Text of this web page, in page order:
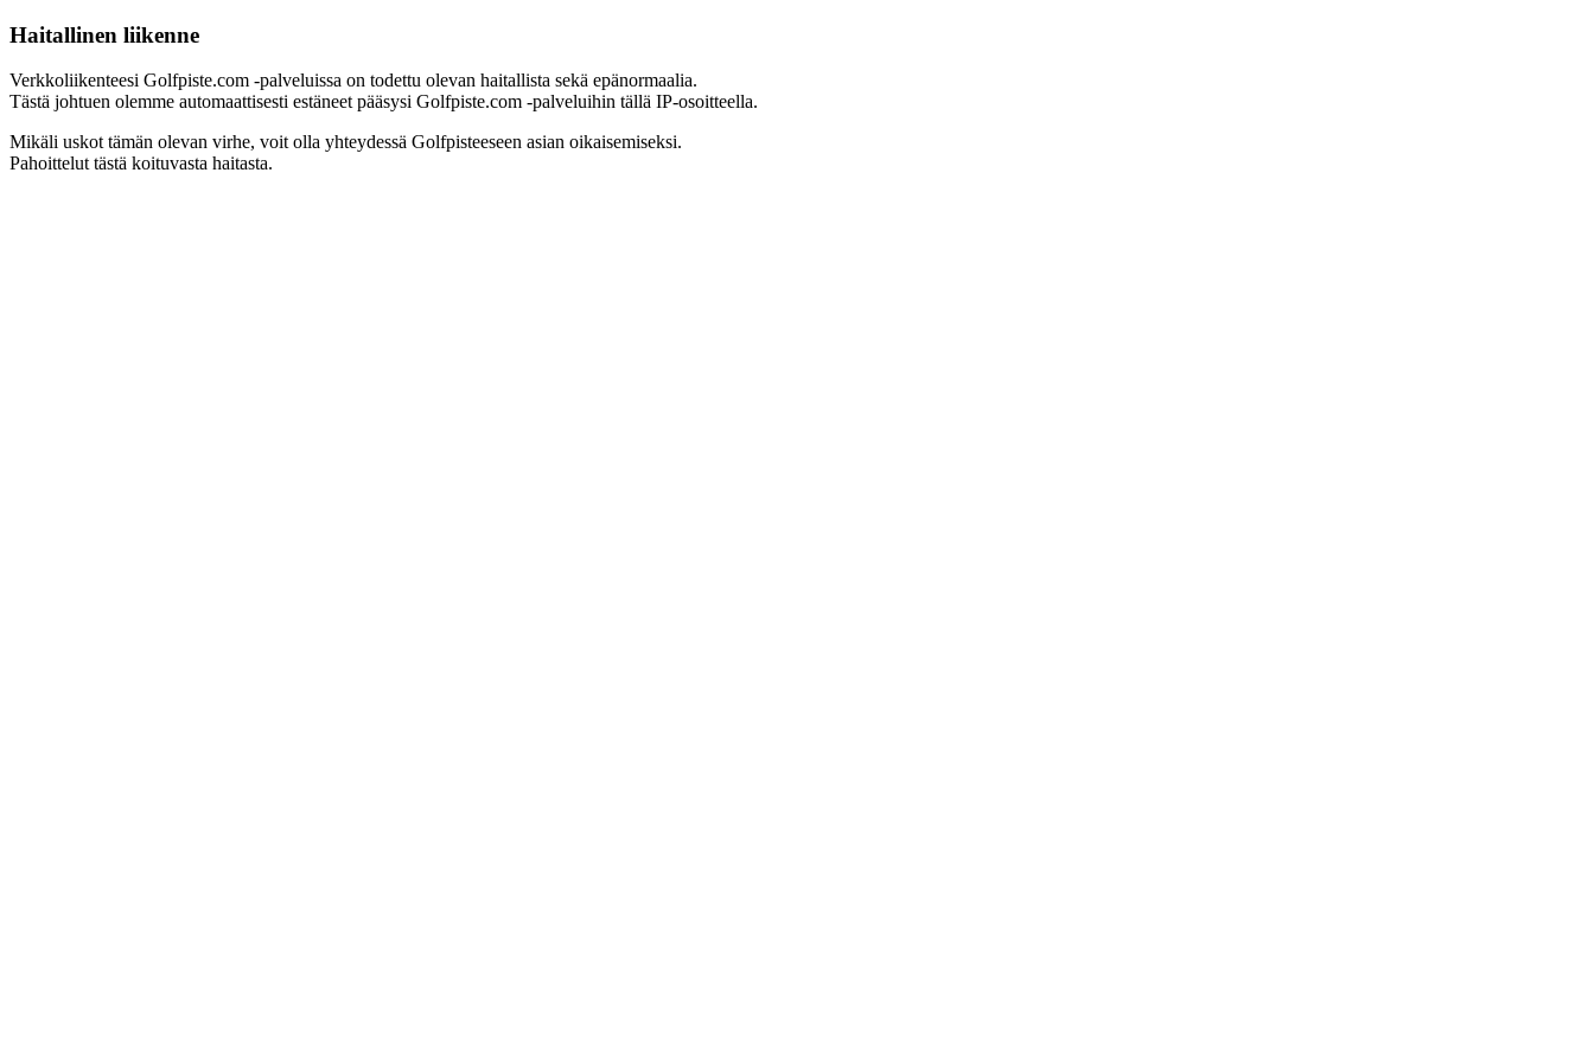
Haitallinen liikenne
Verkkoliikenteesi Golfpiste.com -palveluissa on todettu olevan haitallista sekä epänormaalia.
Tästä johtuen olemme automaattisesti estäneet pääsysi Golfpiste.com -palveluihin tällä IP-osoitteella.
Mikäli uskot tämän olevan virhe, voit olla yhteydessä Golfpisteeseen asian oikaisemiseksi.
Pahoittelut tästä koituvasta haitasta.